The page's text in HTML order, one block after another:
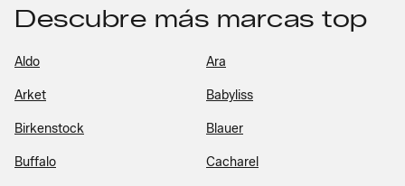
Descubre más marcas top
Aldo Ara
Arket Babyliss
Birkenstock Blauer
Buffalo Cacharel